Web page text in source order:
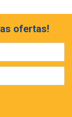
ofertas!